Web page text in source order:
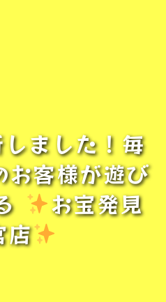
ました！毎
お客様が遊び
お宝発見
店